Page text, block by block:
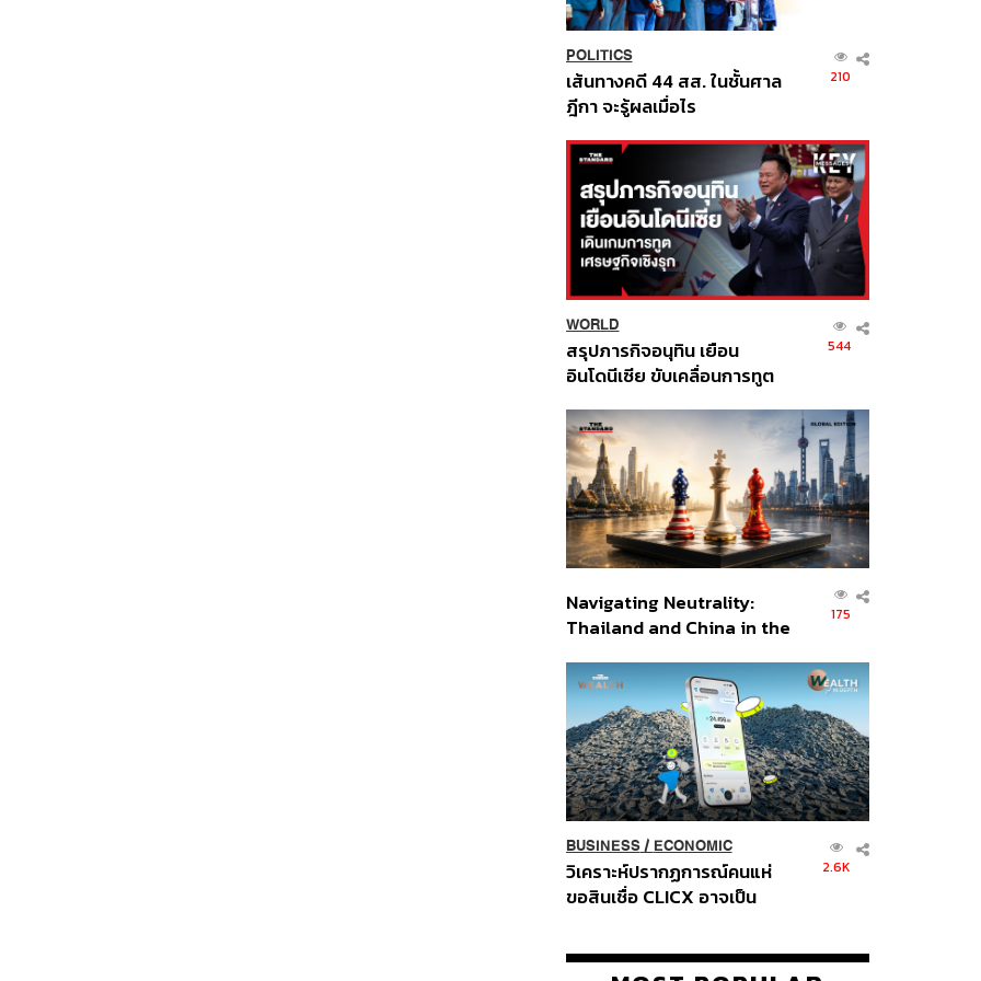
POLITICS
เส้นทางคดี 44 สส. ในชั้นศาล
ฎีกา จะรู้ผลเมื่อไร
210
WORLD
สรุปภารกิจอนุทิน เยือน
อินโดนีเซีย ขับเคลื่อนการทูต
ส่วนยุทธศาสตร์ไทย –
อินโดนีเซีย
544
Navigating Neutrality:
Thailand and China in the
Order
175
BUSINESS/ ECONOMIC
วิเคราะห์ปรากฏการณ์คนแห่
ขอสินเชื่อ CLICX อาจเป็น
ปัญหาหนี้ครัวเรือนไทยที่ถูกซุก
2.6K